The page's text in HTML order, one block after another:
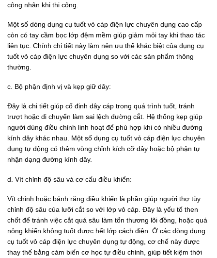
công nhân khi thi công.
Một số dòng dụng cụ tuốt vỏ cáp điện lực chuyên dụng cao cấp
còn có tay cầm bọc lớp đệm mềm giúp giảm mỏi tay khi thao tác
liên tục. Chính chi tiết này làm nên ưu thế khác biệt của dụng cụ
tuốt vỏ cáp điện lực chuyên dụng so với các sản phẩm thông
thường.
c. Bộ phận định vị và kẹp giữ dây:
Đây là chi tiết giúp cố định dây cáp trong quá trình tuốt, tránh
trượt hoặc di chuyển làm sai lệch đường cắt. Hệ thống kẹp giúp
người dùng điều chỉnh linh hoạt để phù hợp khi có nhiều đường
kính dây khác nhau. Một số dụng cụ tuốt vỏ cáp điện lực chuyên
dụng tự động có thêm vòng chỉnh kích cỡ dây hoặc bộ phận tự
nhận dạng đường kính dây.
d. Vít chỉnh độ sâu và cơ cấu điều khiển:
Vít chỉnh hoặc bánh răng điều khiển là phần giúp người thợ tùy
chỉnh độ sâu của lưỡi cắt so với lớp vỏ cáp. Đây là yếu tố then
chốt để tránh việc cắt quá sâu làm tổn thương lõi đồng, hoặc quá
nông khiến không tuốt được hết lớp cách điện. Ở các dòng dụng
cụ tuốt vỏ cáp điện lực chuyên dụng tự động, cơ chế này được
thay thế bằng cảm biến cơ học tự điều chỉnh, giúp tiết kiệm thời